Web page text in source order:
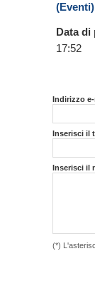
(Eventi)
Data di
17:52
Indirizzo
Inserisci il
Inserisci il
(*)